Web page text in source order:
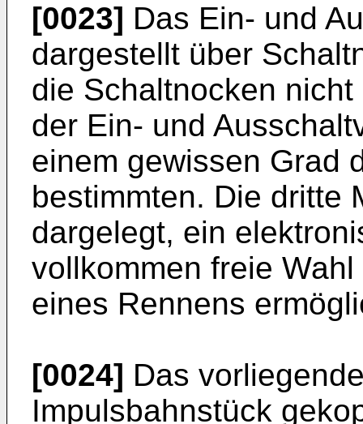
[0023] Das Ein- und
dargestellt über
die Schaltnocken
der Ein- und
einem gewissen Grad
bestimmten. Die dritte
dargelegt, ein
vollkommen freie
eines Rennens
[0024] Das
Impulsbahnstück